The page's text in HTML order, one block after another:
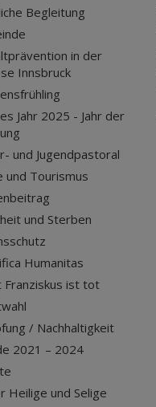
Begleitung
in der
Innsbruck
Jahr 2025 - Jahr der
und Jugendpastoral
und Tourismus
und Sterben
Humanitas
Franziskus ist tot
/ Nachhaltigkeit
2021 – 2024
Heilige und Selige